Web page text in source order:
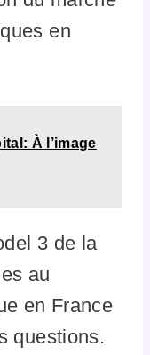
en
À l’image
3 de la
au
en France
questions.